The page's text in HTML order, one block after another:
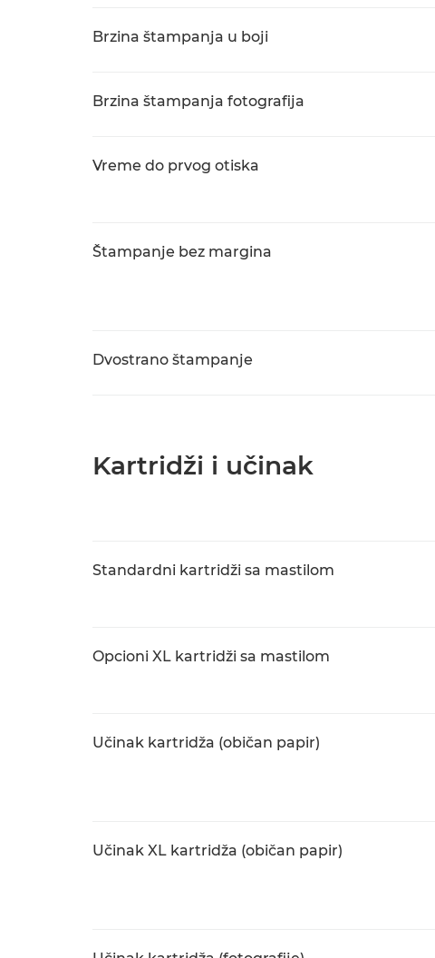
Brzina štampanja u boji
Brzina štampanja fotografija
Vreme do prvog otiska
Štampanje bez margina
Dvostrano štampanje
Kartridži i učinak
Standardni kartridži sa mastilom
Opcioni XL kartridži sa mastilom
Učinak kartridža (običan papir)
Učinak XL kartridža (običan papir)